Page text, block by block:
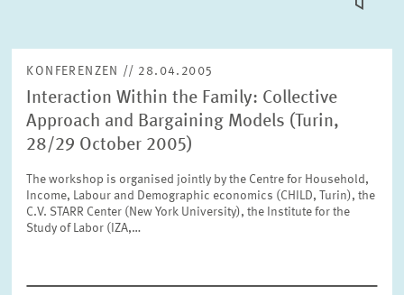
ÜBER DAS ZEW
GESCHICHTE
Text
Jahr
KONFERENZEN // 28.04.2005
Interaction Within the Family: Collective
Approach and Bargaining Models (Turin,
28/29 October 2005)
The workshop is organised jointly by the Centre for Household,
Income, Labour and Demographic economics (CHILD, Turin), the
C.V. STARR Center (New York University), the Institute for the
Study of Labor (IZA,…